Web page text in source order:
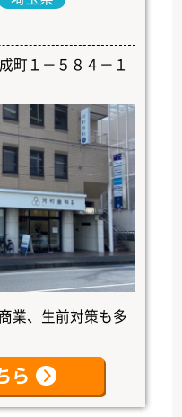
町１－５８４－１
業、生前対策も多
ら